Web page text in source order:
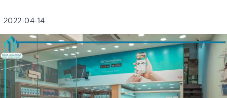
2022-04-14